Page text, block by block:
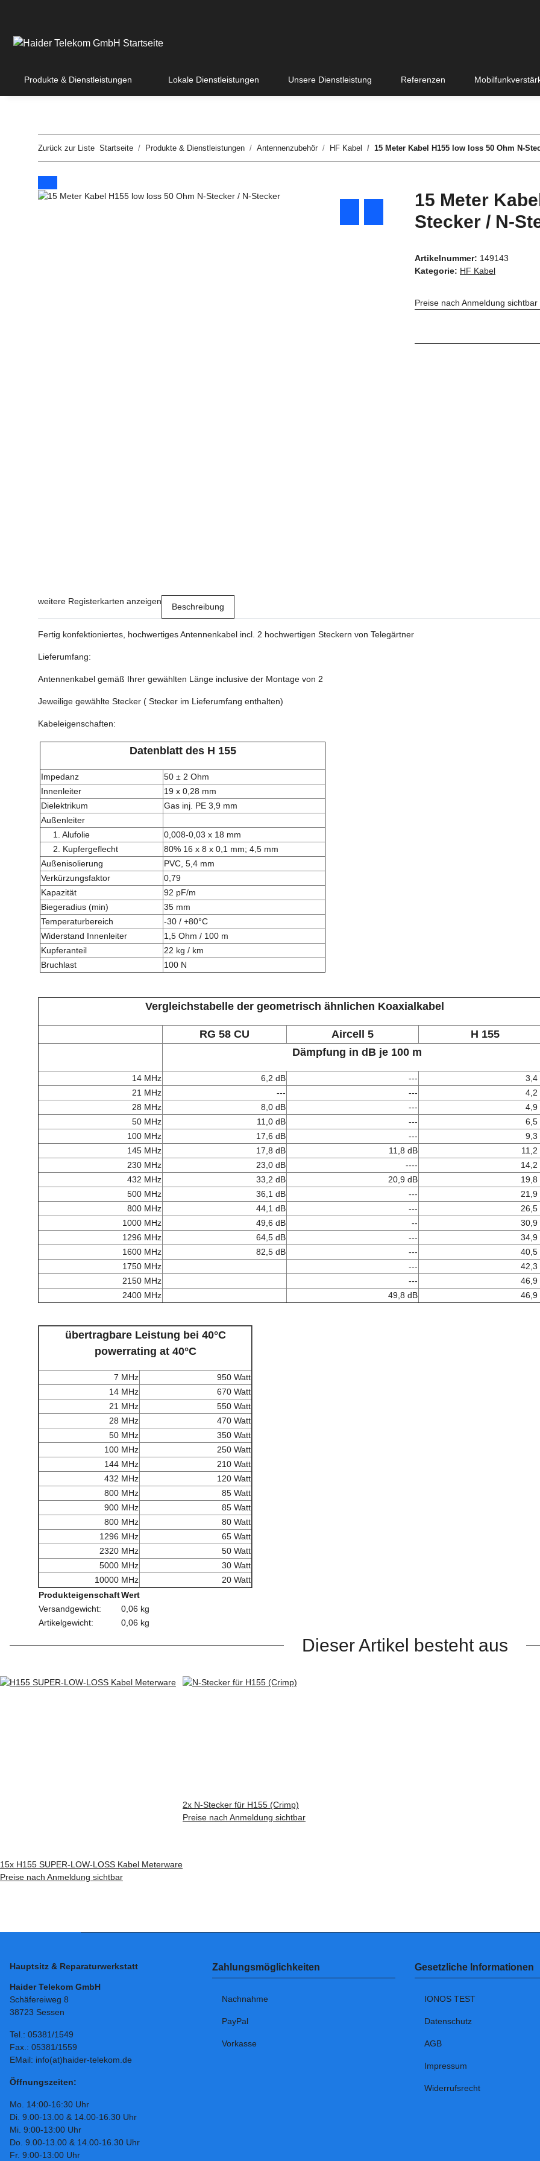
Produkte & Dienstleistungen Lokale Dienstleistungen Unsere Dienstleistung Referenzen
Zurück zur Liste Startseite Produkte & Dienstleistungen Antennenzubehör HF Kabel 15 Meter Kabel H155 low loss 50 Ohm N-
15 Meter
Stecker / N-
Artikelnummer: 149143
Kategorie: HF Kabel
Preise nach Anmeldung sichtbar
weitere Registerkarten anzeigen
Beschreibung
Fertig konfektioniertes, hochwertiges Antennenkabel incl. 2 hochwertigen Steckern von Telegärtner
Lieferumfang:
Antennenkabel gemäß Ihrer gewählten Länge inclusive der Montage von 2
Jeweilige gewählte Stecker ( Stecker im Lieferumfang enthalten)
Kabeleigenschaften:
Datenblatt des H 155
Impedanz
50 ± 2 Ohm
Innenleiter
19 x 0,28 mm
Dielektrikum
Gas inj. PE 3,9 mm
Außenleiter
1. Alufolie
0,008-0,03 x 18 mm
2. Kupfergeflecht
80% 16 x 8 x 0,1 mm; 4,5 mm
Außenisolierung
PVC, 5,4 mm
Verkürzungsfaktor
0,79
Kapazität
92 pF/m
Biegeradius (min)
35 mm
Temperaturbereich
-30 / +80°C
Widerstand Innenleiter
1,5 Ohm / 100 m
Kupferanteil
22 kg / km
Bruchlast
100 N
Vergleichstabelle der geometrisch ähnlichen Koaxialkabel
RG 58 CU Aircell 5
H 155
Dämpfung in dB je 100 m
14 MHz 6,2 dB ---
3,4
21 MHz
--- ---
4,2
28 MHz
8,0 dB ---
4,9
50 MHz
11,0 dB ---
6,5
100 MHz
17,6 dB ---
9,3
145 MHz
17,8 dB 11,8 dB
11,2
230 MHz
23,0 dB ----
14,2
432 MHz
33,2 dB 20,9 dB
19,8
500 MHz
36,1 dB ---
21,9
800 MHz
44,1 dB ---
26,5
1000 MHz
49,6 dB --
30,9
1296 MHz
64,5 dB ---
34,9
1600 MHz
82,5 dB ---
40,5
1750 MHz
---
42,3
2150 MHz
---
46,9
2400 MHz
49,8 dB 46,9
übertragbare Leistung bei 40°C
powerrating at 40°C
7 MHz
950 Watt
14 MHz
670 Watt
21 MHz
550 Watt
28 MHz
470 Watt
50 MHz
350 Watt
100 MHz
250 Watt
144 MHz
210 Watt
432 MHz
120 Watt
800 MHz
85 Watt
900 MHz
85 Watt
800 MHz
80 Watt
1296 MHz
65 Watt
2320 MHz
50 Watt
5000 MHz
30 Watt
10000 MHz
20 Watt
ProdukteigenschaftWert
Versandgewicht:
0,06 kg
Artikelgewicht:
0,06 kg
Dieser Artikel besteht aus
15x H155 SUPER-LOW-LOSS Kabel Meterware
Preise nach Anmeldung sichtbar
2x N-Stecker für H155 (Crimp)
Preise nach Anmeldung sichtbar
Hauptsitz & Reparaturwerkstatt
Haider Telekom GmbH
Schäfereiweg 8
38723 Sessen
Tel.: 05381/1549
Fax.: 05381/1559
EMail: info(at)haider-telekom.de
Öffnungszeiten:
Mo. 14:00-16:30 Uhr
Di. 9.00-13.00 & 14.00-16.30 Uhr
Mi. 9:00-13:00 Uhr
Do. 9.00-13.00 & 14.00-16.30 Uhr
Fr. 9:00-13:00 Uhr
Zahlungsmöglichkeiten
Nachnahme
PayPal
Vorkasse
Gesetzliche Informationen
IONOS TEST
Datenschutz
AGB
Impressum
Widerrufsrecht